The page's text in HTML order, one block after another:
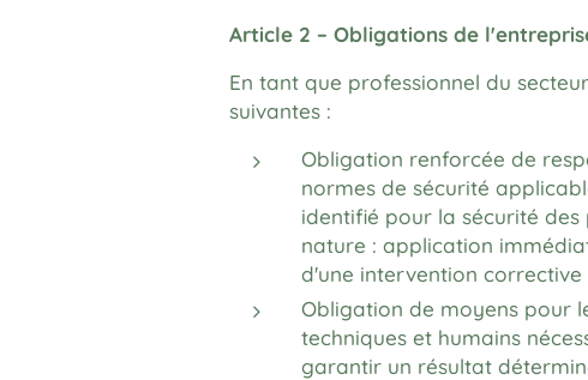
Article 2 – Obligations de
En tant que professionnel du
suivantes :
Obligation renforcée de
normes de sécurité
identifié pour la sécurité
nature : application
d'une intervention
Obligation de moyens pour
techniques et humains
garantir un résultat